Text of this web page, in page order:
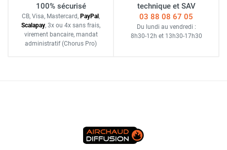
100% sécurisé
CB, Visa, Mastercard, PayPal ,
Scalapay, 3x ou 4x sans frais,
virement bancaire, mandat
administratif (Chorus Pro)
technique et SAV
03 88 08 67 05
Du lundi au vendredi :
8h30-12h et 13h30-17h30